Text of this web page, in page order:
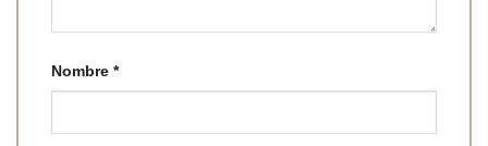
Nombre *